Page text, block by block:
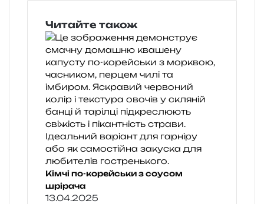
Читайте також
Кімчі по-корейськи з соусом
шрірача
13.04.2025